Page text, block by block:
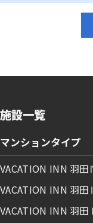
施設一覧
マンションタイプ
VACATION INN 羽
VACATION INN 羽
VACATION INN 羽